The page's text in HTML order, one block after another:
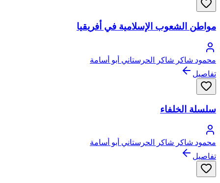
مواطن الشعوب الإسلامية في أفريقيا
محمود شاكر شاكر الحرستاني أبو أسامة
تفاصيل
سلسلة الخلفاء
محمود شاكر شاكر الحرستاني أبو أسامة
تفاصيل